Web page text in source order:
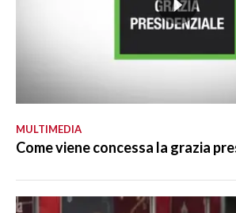
MULTIMEDIA
Come viene concessa la grazia